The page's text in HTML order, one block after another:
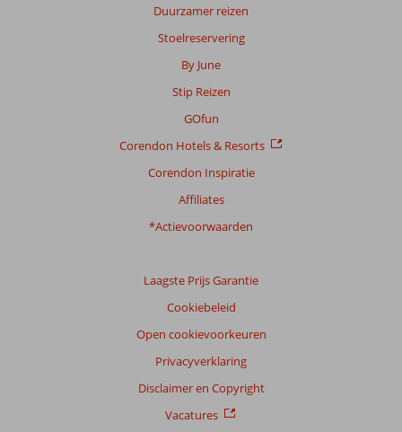
Duurzamer reizen
Stoelreservering
By June
Stip Reizen
GOfun
Corendon Hotels & Resorts
Corendon Inspiratie
Affiliates
*Actievoorwaarden
Laagste Prijs Garantie
Cookiebeleid
Open cookievoorkeuren
Privacyverklaring
Disclaimer en Copyright
Vacatures